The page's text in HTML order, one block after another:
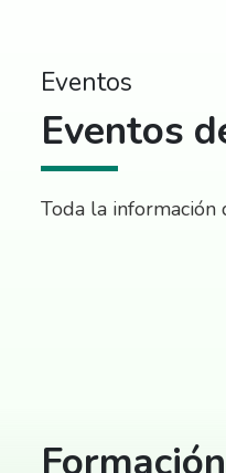
Eventos
Eventos
Toda la información
Formación